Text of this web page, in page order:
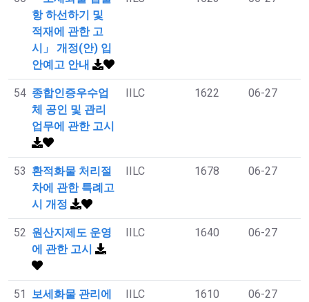
항 하선하기 및
적재에 관한 고
시」 개정(안) 입
안예고 안내
54 종합인증우수업
체 공인 및 관리
업무에 관한 고시
IILC 1622 06-27
53 환적화물 처리절
차에 관한 특례고
시 개정
IILC 1678 06-27
52 원산지제도 운영
에 관한 고시
IILC 1640 06-27
51
보세화물 관리에
IILC 1610 06-27